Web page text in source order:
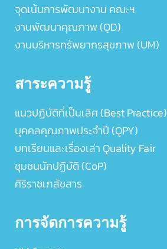
จุดเน้นการพัฒนางาน คณะฯ
งานพัฒนาคุณภาพ (QD)
งานบริหารทรัพยากรสุขภาพ (UM)
สาระความรู้
แนวปฏิบัติที่เป็นเลิศ (Best Practice)
บุคคลคุณภาพประจำปี (QPY)
บทเรียนและเรื่องเล่า Quality Fair
ชุมชนนักปฏิบัติ (CoP)
ศิริราชเภสัชสาร
การจัดการความรู้